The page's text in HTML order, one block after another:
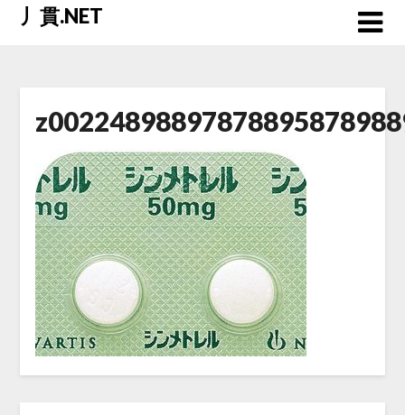
Skip丿貫.NET